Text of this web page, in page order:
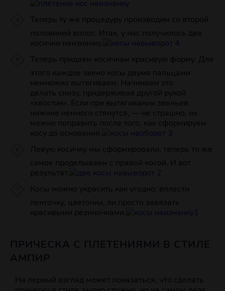
Теперь ту же процедуру производим со второй
половиной волос. Итак, у нас получилось две
косички наизнанку.
Теперь придаем косичкам красивую форму. Для
этого каждое звено косы двумя пальцами
немножко вытягиваем. Начинаем это
делать снизу, придерживая другой рукой
«хвостик». Если при вытягивании звеньев
нижние немного стянутся, — не страшно, их
можно поправить после того, как сформируем
косу до основания.
Левую косичку мы сформировали, теперь то же
самое проделываем с правой косой. И вот
результат.
Косы можно украсить как угодно: вплести
ленточку, цветочки, ли просто завязать
красивыми резиночками.
На первый взгляд может показаться, что сделать